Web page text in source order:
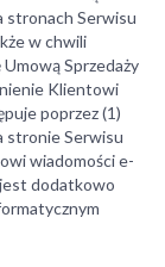
stronach Serwisu
w chwili
Sprzedaży
Klientowi
poprzez (1)
stronie Serwisu
wiadomości e-
dodatkowo